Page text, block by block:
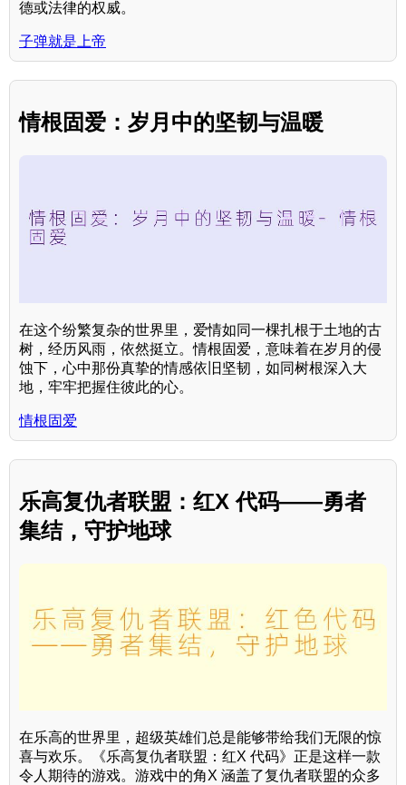
德或法律的权威。
子弹就是上帝
情根固爱：岁月中的坚韧与温暖
在这个纷繁复杂的世界里，爱情如同一棵扎根于土地的古
树，经历风雨，依然挺立。情根固爱，意味着在岁月的侵
蚀下，心中那份真挚的情感依旧坚韧，如同树根深入大
地，牢牢把握住彼此的心。
情根固爱
乐高复仇者联盟：红X 代码——勇者
集结，守护地球
在乐高的世界里，超级英雄们总是能够带给我们无限的惊
喜与欢乐。《乐高复仇者联盟：红X 代码》正是这样一款
令人期待的游戏。游戏中的角X 涵盖了复仇者联盟的众多